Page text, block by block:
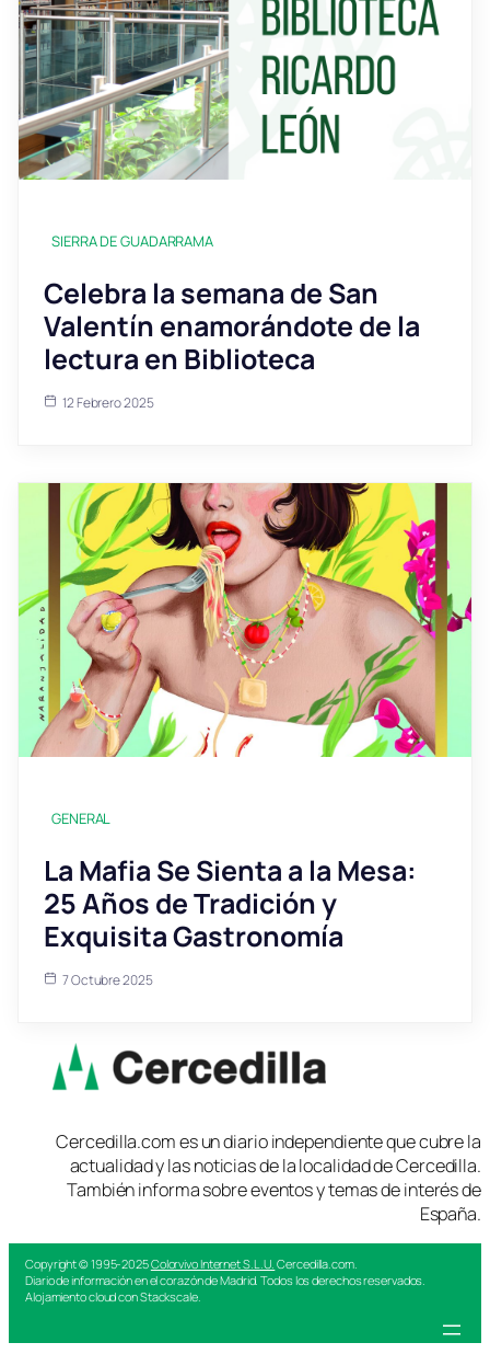
SIERRA DE GUADARRAMA
Celebra la semana de San
Valentín enamorándote de la
lectura en Biblioteca
12 Febrero 2025
GENERAL
La Mafia Se Sienta a la Mesa:
25 Años de Tradición y
Exquisita Gastronomía
7 Octubre 2025
Cercedilla.com es un diario independiente que cubre la
actualidad y las noticias de la localidad de Cercedilla.
También informa sobre eventos y temas de interés de
España.
Copyright © 1995-2025Colorvivo Internet S.L.U. Cercedilla.com.
Diario de información en el corazón de Madrid. Todos los derechos reservados.
Alojamiento cloud con Stackscale.